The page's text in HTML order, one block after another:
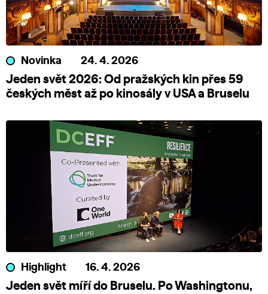
Novinka 24. 4. 2026
Jeden svět 2026: Od pražských kin přes 59
českých měst až po kinosály v USA a Bruselu
Highlight 16. 4. 2026
Jeden svět míří do Bruselu. Po Washingtonu,